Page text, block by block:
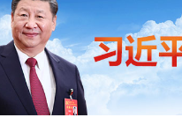
财经 网评
思客智库 全球连线
科创 量子